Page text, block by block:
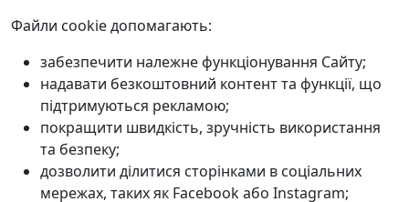
Файли cookie допомагають:
забезпечити належне функціонування Сайту;
надавати безкоштовний контент та функції, що
підтримуються рекламою;
покращити швидкість, зручність використання
та безпеку;
дозволити ділитися сторінками в соціальних
мережах, таких як Facebook або Instagram;